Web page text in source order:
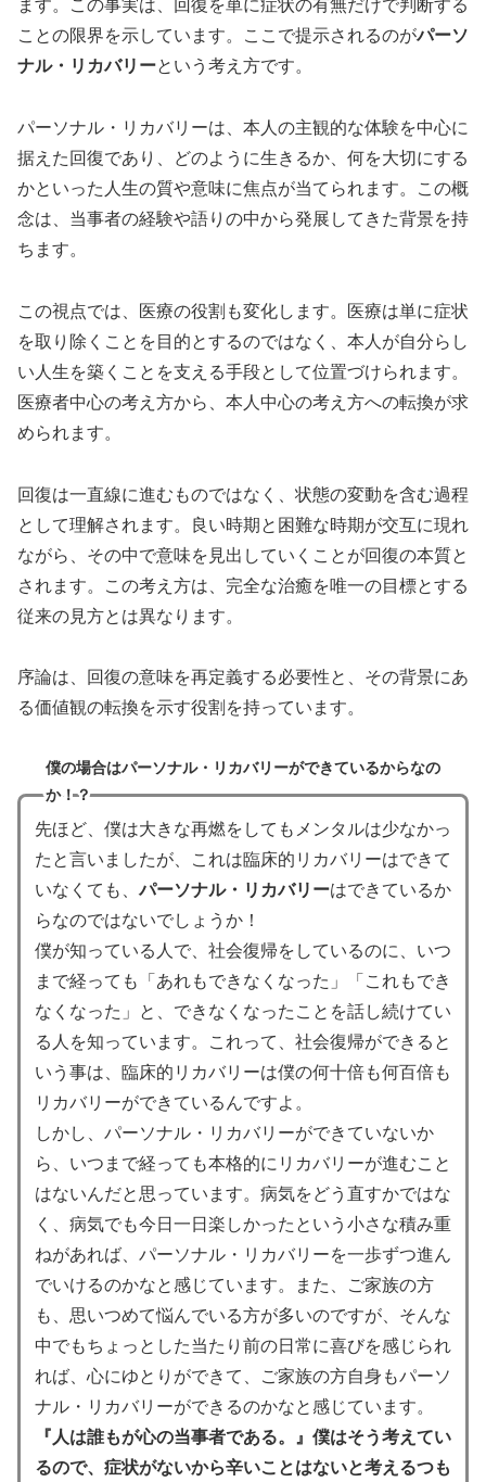
ます。この事実は、回復を単に症状の有無だけで判断する
ことの限界を示しています。ここで提示されるのがパーソ
ナル・リカバリーという考え方です。
パーソナル・リカバリーは、本人の主観的な体験を中心に
据えた回復であり、どのように生きるか、何を大切にする
かといった人生の質や意味に焦点が当てられます。この概
念は、当事者の経験や語りの中から発展してきた背景を持
ちます。
この視点では、医療の役割も変化します。医療は単に症状
を取り除くことを目的とするのではなく、本人が自分らし
い人生を築くことを支える手段として位置づけられます。
医療者中心の考え方から、本人中心の考え方への転換が求
められます。
回復は一直線に進むものではなく、状態の変動を含む過程
として理解されます。良い時期と困難な時期が交互に現れ
ながら、その中で意味を見出していくことが回復の本質と
されます。この考え方は、完全な治癒を唯一の目標とする
従来の見方とは異なります。
序論は、回復の意味を再定義する必要性と、その背景にあ
る価値観の転換を示す役割を持っています。
僕の場合はパーソナル・リカバリーができているからなの
か！？
先ほど、僕は大きな再燃をしてもメンタルは少なかっ
たと言いましたが、これは臨床的リカバリーはできて
いなくても、パーソナル・リカバリーはできているか
らなのではないでしょうか！
僕が知っている人で、社会復帰をしているのに、いつ
まで経っても「あれもできなくなった」「これもでき
なくなった」と、できなくなったことを話し続けてい
る人を知っています。これって、社会復帰ができると
いう事は、臨床的リカバリーは僕の何十倍も何百倍も
リカバリーができているんですよ。
しかし、パーソナル・リカバリーができていないか
ら、いつまで経っても本格的にリカバリーが進むこと
はないんだと思っています。病気をどう直すかではな
く、病気でも今日一日楽しかったという小さな積み重
ねがあれば、パーソナル・リカバリーを一歩ずつ進ん
でいけるのかなと感じています。また、ご家族の方
も、思いつめて悩んでいる方が多いのですが、そんな
中でもちょっとした当たり前の日常に喜びを感じられ
れば、心にゆとりができて、ご家族の方自身もパーソ
ナル・リカバリーができるのかなと感じています。
『人は誰もが心の当事者である。』僕はそう考えてい
るので、症状がないから辛いことはないと考えるつも